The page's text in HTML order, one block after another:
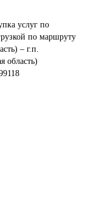
услуг по
по маршруту
– г.п.
область)